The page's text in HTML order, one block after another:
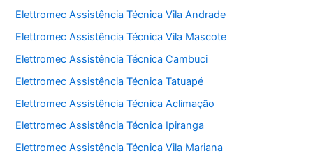
Elettromec Assistência Técnica Vila Andrade
Elettromec Assistência Técnica Vila Mascote
Elettromec Assistência Técnica Cambuci
Elettromec Assistência Técnica Tatuapé
Elettromec Assistência Técnica Aclimação
Elettromec Assistência Técnica Ipiranga
Elettromec Assistência Técnica Vila Mariana